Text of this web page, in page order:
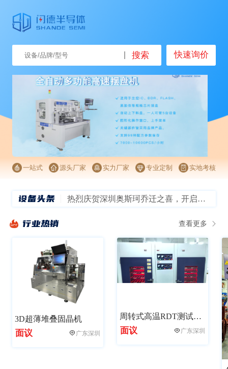
搜索 快速询价
一站式 源头厂家 实力厂家 专业定制 实地考核
设备头条
热烈庆贺深圳奥斯珂乔迁之喜，开启信创新征程！
【新品】读速5200MB/s，最高可选2TB，劲芯GMT3000 SSD发布
行业热销 查看更多
3D超薄堆叠固晶机
面议 广东深圳
周转式高温RDT测试老化柜
面议 广东深圳